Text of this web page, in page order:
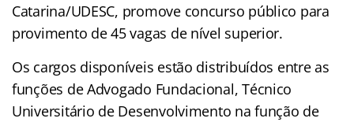
Catarina/UDESC, promove concurso público para
provimento de 45 vagas de nível superior.
Os cargos disponíveis estão distribuídos entre as
funções de Advogado Fundacional, Técnico
Universitário de Desenvolvimento na função de